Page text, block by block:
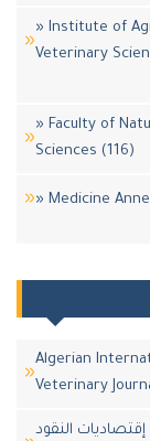
» Institute of
Veterinary
» Faculty of
Sciences (116)
» Medicine
Algerian
Veterinary
النقود